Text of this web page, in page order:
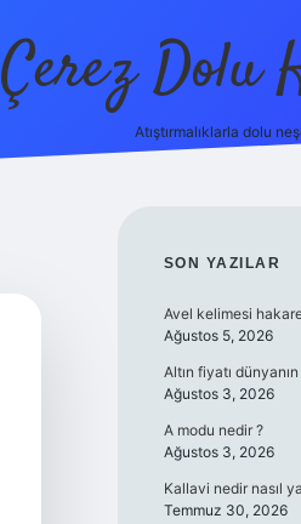
Çerez Dolu
Atıştırmalıklarla dolu
SON YAZILAR
Avel kelimesi
Ağustos 5, 2026
Altın fiyatı
Ağustos 3, 2026
A modu nedir ?
Ağustos 3, 2026
Kallavi nedir nasıl
Temmuz 30, 2026